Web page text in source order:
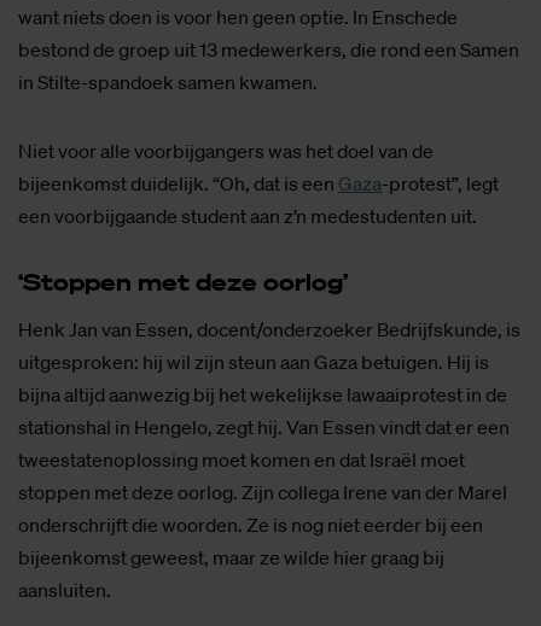
want niets doen is voor hen geen optie. In Enschede
bestond de groep uit 13 medewerkers, die rond een Samen
in Stilte-spandoek samen kwamen.
Niet voor alle voorbijgangers was het doel van de
bijeenkomst duidelijk. “Oh, dat is een Gaza-protest”, legt
een voorbijgaande student aan z’n medestudenten uit.
‘Stop­pen met deze oor­log’
Henk Jan van Essen, docent/onderzoeker Bedrijfskunde, is
uitgesproken: hij wil zijn steun aan Gaza betuigen. Hij is
bijna altijd aanwezig bij het wekelijkse lawaaiprotest in de
stationshal in Hengelo, zegt hij. Van Essen vindt dat er een
tweestatenoplossing moet komen en dat Israël moet
stoppen met deze oorlog. Zijn collega Irene van der Marel
onderschrijft die woorden. Ze is nog niet eerder bij een
bijeenkomst geweest, maar ze wilde hier graag bij
aansluiten.